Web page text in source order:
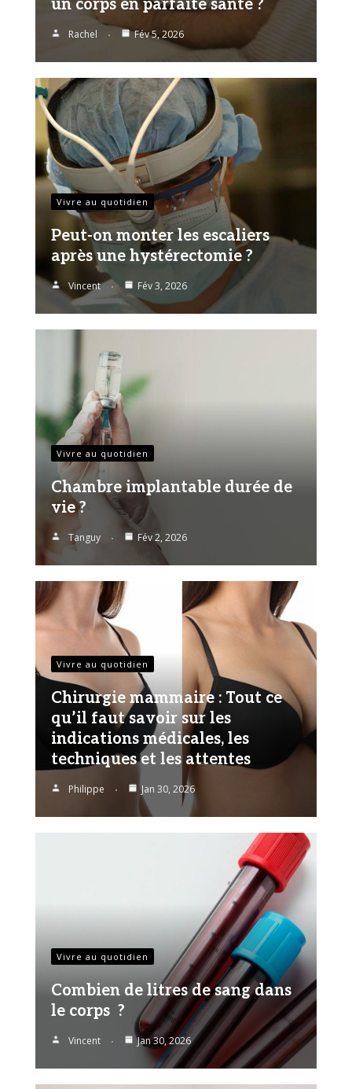
un corps en parfaite santé ?
Rachel Fév 5, 2026
Vivre au quotidien
Peut-on monter les escaliers
après une hystérectomie ?
Vincent Fév 3, 2026
Vivre au quotidien
Chambre implantable durée de
vie ?
Tanguy Fév 2, 2026
Vivre au quotidien
Chirurgie mammaire : Tout ce
qu’il faut savoir sur les
indications médicales, les
techniques et les attentes
Philippe Jan 30, 2026
Vivre au quotidien
Combien de litres de sang dans
le corps ?
Vincent Jan 30, 2026